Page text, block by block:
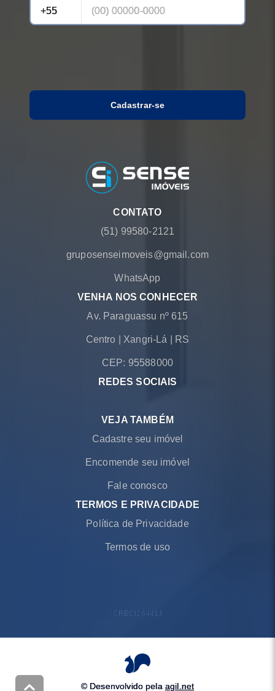
Cadastrar-se
CONTATO
(51) 99580-2121
gruposenseimoveis@gmail.com
WhatsApp
VENHA NOS CONHECER
Av. Paraguassu nº 615
Centro Xangri-Lá RS
CEP: 95588000
REDES SOCIAIS
VEJA TAMBÉM
Cadastre seu imóvel
Encomende seu imóvel
Fale conosco
TERMOS E PRIVACIDADE
Política de Privacidade
Termos de uso
CRECI 26441J
© Desenvolvido pela agil.net